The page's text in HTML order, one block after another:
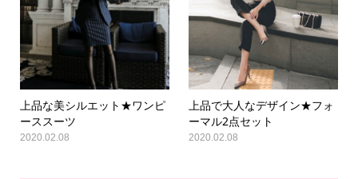
上品な美シルエット★ワンピ
ーススーツ
2020.02.08
上品で大人なデザイン★フォ
ーマル2点セット
2020.02.08